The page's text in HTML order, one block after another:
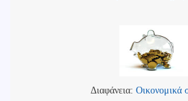
Διαφάνεια: Οικονομικά